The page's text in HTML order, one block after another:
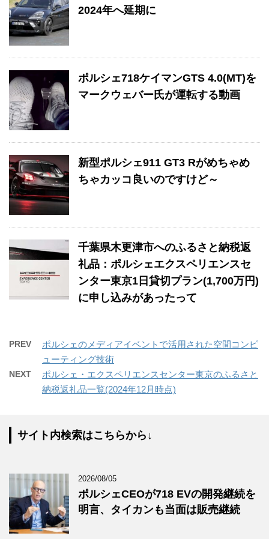
2024年へ延期に
ポルシェ718ケイマンGTS 4.0(MT)を
マークウェバー氏が運転する動画
新型ポルシェ911 GT3 Rがめちゃめ
ちゃカッコ良いのですけど～
千葉県木更津市へのふるさと納税返
礼品：ポルシェエクスペリエンスセ
ンター東京1日貸切プラン(1,700万円)
に申し込みがあったって
PREV
ポルシェのメディアイベントで活用された空間コンピ
ューティング技術
NEXT
ポルシェ・エクスペリエンスセンター東京のふるさと
納税返礼品一覧(2024年12月時点)
サイト内検索はこちらから↓
2026/08/05
ポルシェCEOが718 EVの開発継続を
明言、タイカンも当面は販売継続